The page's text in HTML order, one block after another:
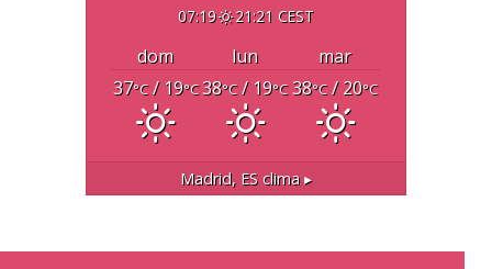
07:19 21:21 CEST
dom lun
mar
37°C/ 19°C38°C/ 19°C 38°C/ 20°C
Madrid, ES clima ▸